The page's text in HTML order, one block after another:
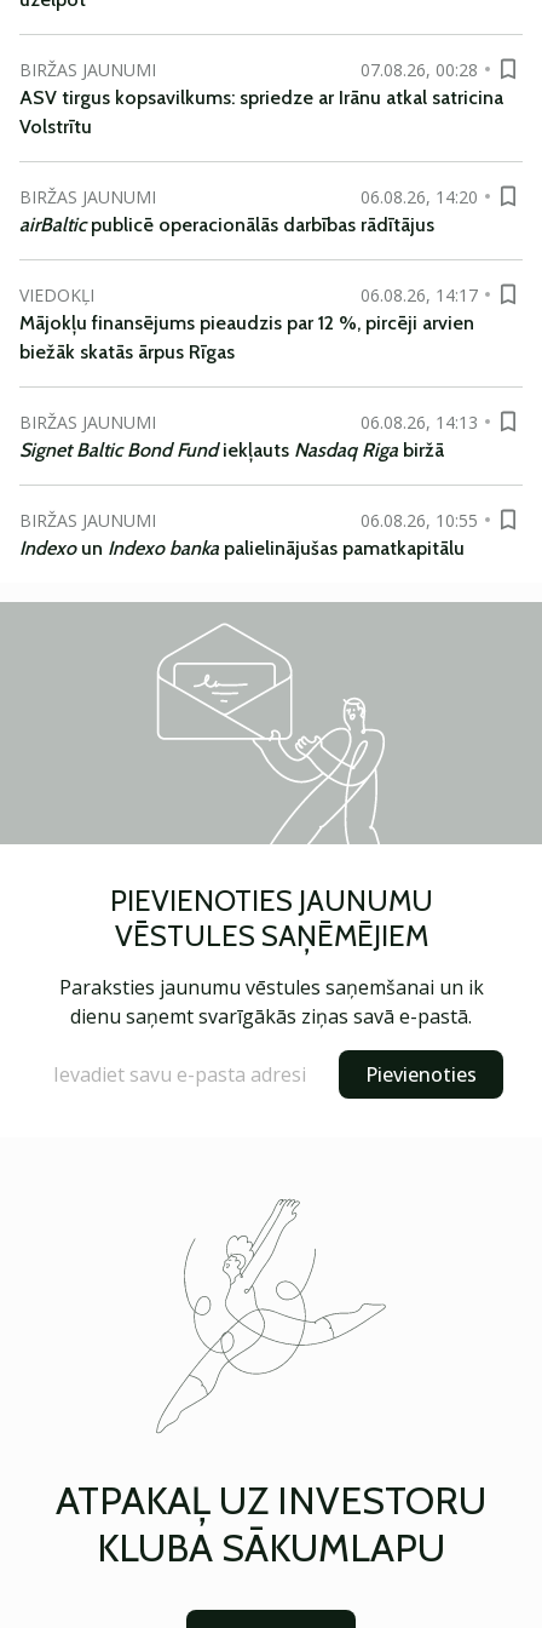
BIRŽAS JAUNUMI
07.08.26, 00:28
ASV tirgus kopsavilkums: spriedze ar Irānu atkal satricina
Volstrītu
BIRŽAS JAUNUMI
06.08.26, 14:20
airBalticpublicē operacionālās darbības rādītājus
VIEDOKĻI
06.08.26, 14:17
Mājokļu finansējums pieaudzis par 12 %, pircēji arvien
biežāk skatās ārpus Rīgas
BIRŽAS JAUNUMI
06.08.26, 14:13
Signet Baltic Bond Fundiekļauts Nasdaq Riga biržā
BIRŽAS JAUNUMI
06.08.26, 10:55
Indexoun Indexo banka palielinājušas pamatkapitālu
PIEVIENOTIES JAUNUMU
VĒSTULES SAŅĒMĒJIEM
Paraksties jaunumu vēstules saņemšanai un ik
dienu saņemt svarīgākās ziņas savā e-pastā.
Pievienoties
ATPAKAĻ UZ INVESTORU
KLUBA SĀKUMLAPU